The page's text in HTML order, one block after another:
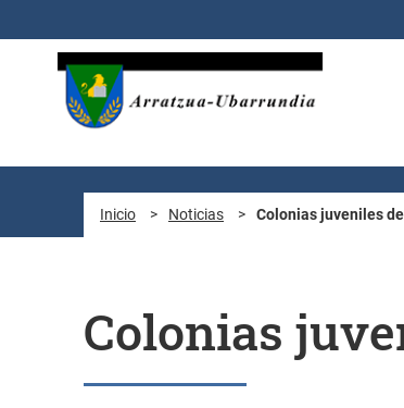
Inicio > Noticias > Colonias juveniles
Colonias